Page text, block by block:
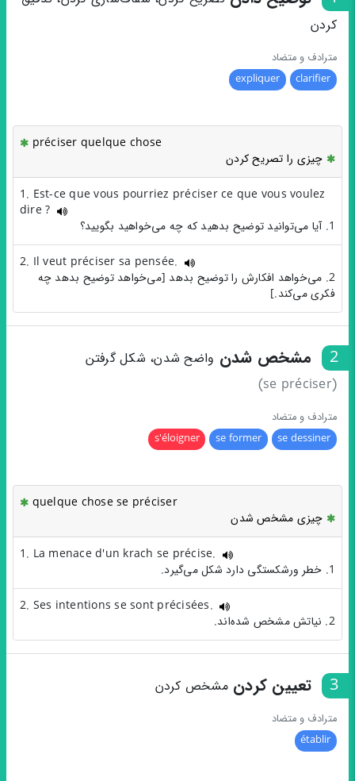
کردن
مترادف و متضاد
clarifier
expliquer
préciser quelque chose
چیزی را تصریح کردن
1. Est-ce que vous pourriez préciser ce que vous voulez
dire ?
1. آیا می‌توانید توضیح بدهید که چه می‌خواهید بگویید؟
2. Il veut préciser sa pensée.
2. می‌خواهد افکارش را توضیح بدهد [می‌خواهد توضیح بدهد چه
فکری می‌کند.]
2 مشخص شدن واضح شدن، شکل گرفتن
(se préciser)
مترادف و متضاد
se dessiner
se former
s'éloigner
quelque chose se préciser
چیزی مشخص شدن
1. La menace d'un krach se précise.
1. خطر ورشکستگی دارد شکل می‌گیرد.
2. Ses intentions se sont précisées.
2. نیاتش مشخص شده‌اند.
3 تعیین کردنمشخص کردن
مترادف و متضاد
établir